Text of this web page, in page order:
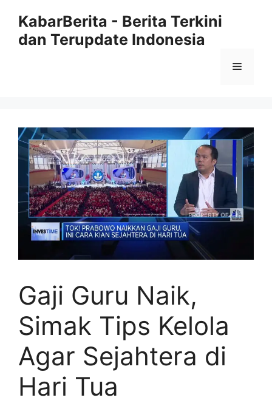
KabarBerita - Berita Terkini
dan Terupdate Indonesia
Menu
Gaji Guru Naik,
Simak Tips Kelola
Agar Sejahtera di
Hari Tua